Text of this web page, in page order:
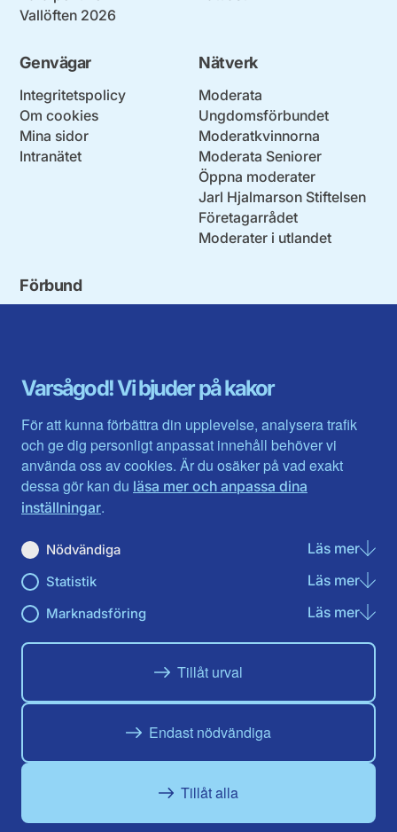
Varsågod! Vi bjuder på kakor
För att kunna förbättra din upplevelse, analysera trafik
och ge dig personligt anpassat innehåll behöver vi
använda oss av cookies. Är du osäker på vad exakt
dessa gör kan du läsa mer och anpassa dina
inställningar.
Nödvändiga Läs merom
Statistik Läs merom
Marknadsföring Läs merom
Tillåt urval
Endast nödvändiga
Tillåt alla
Vallöften 2026
Genvägar
Integritetspolicy
Om cookies
Mina sidor
Intranätet
Nätverk
Moderata
Ungdomsförbundet
Moderatkvinnorna
Moderata Seniorer
Öppna moderater
Jarl Hjalmarson Stiftelsen
Företagarrådet
Moderater i utlandet
Förbund
Gävleborg
Halland
Jämtlands län
Jönköpings län
Kalmar län
Kronobergs län
Norrbotten
Skåne län
Värmlands län
Västerbotten
Västra Götaland
Västernorrland
Västmanland
Örebro län
Östergötland
Du hittar oss här på sociala medier
Facebook
Instagram